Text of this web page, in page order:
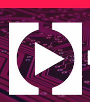
Saltar
al
contenido